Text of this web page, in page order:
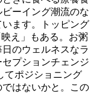
ーイング潮流のな
ます。トッピング
え」もある。お粥
のウェルネスなラ
プションチェンジ
てポジショニング
はないかと。この